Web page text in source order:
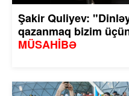
Şakir Quliyev:
qazanmaq bizim
MÜSAHİBƏ